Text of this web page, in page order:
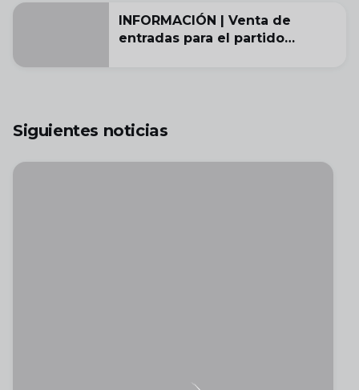
INFORMACIÓN | Venta de
entradas para el partido
Siguientes noticias